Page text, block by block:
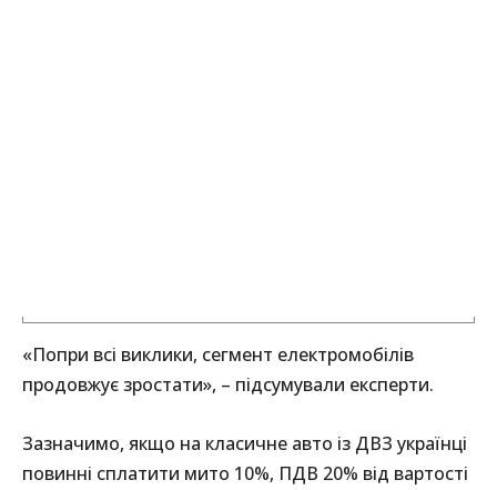
«Попри всі виклики, сегмент електромобілів
продовжує зростати», – підсумували експерти.
Зазначимо, якщо на класичне авто із ДВЗ українці
повинні сплатити мито 10%, ПДВ 20% від вартості